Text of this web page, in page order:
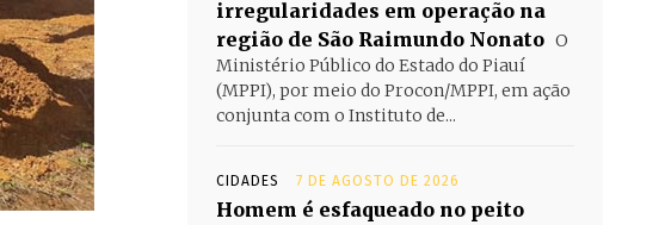
irregularidades em operação na
região de São Raimundo Nonato O
Ministério Público do Estado do Piauí
(MPPI), por meio do Procon/MPPI, em ação
conjunta com o Instituto de...
CIDADES 7 DE AGOSTO DE 2026
Homem é esfaqueado no peito